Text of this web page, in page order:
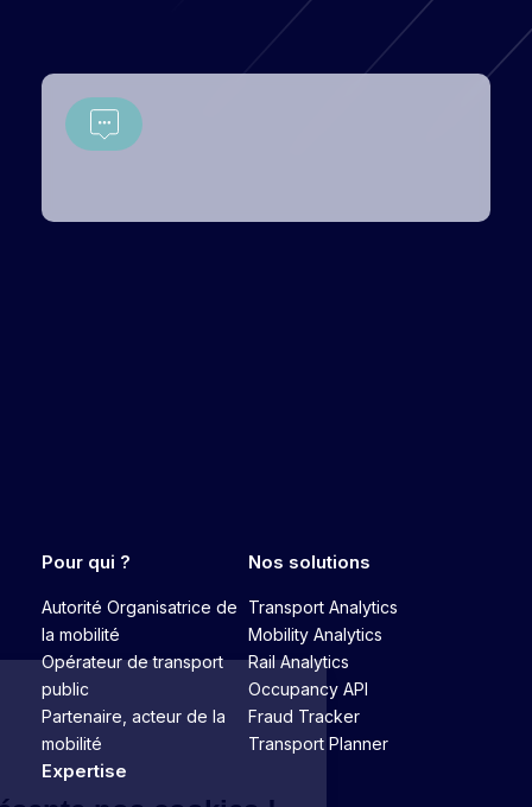
Pour qui ?
Autorité Organisatrice de
la mobilité
Opérateur de transport
public
Partenaire, acteur de la
mobilité
Nos solutions
Transport Analytics
Mobility Analytics
Rail Analytics
Occupancy API
Fraud Tracker
Transport Planner
Expertise